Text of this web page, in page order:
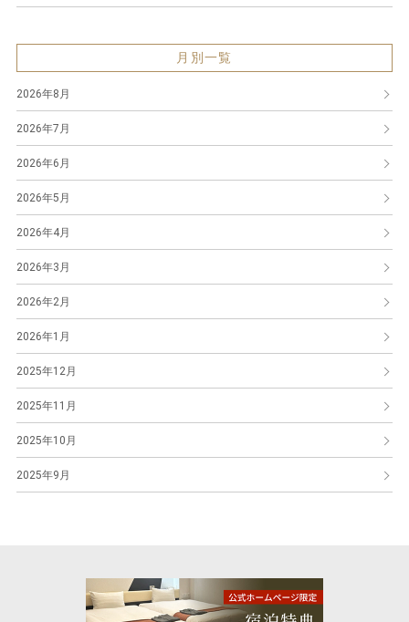
月別一覧
2026年8月
2026年7月
2026年6月
2026年5月
2026年4月
2026年3月
2026年2月
2026年1月
2025年12月
2025年11月
2025年10月
2025年9月